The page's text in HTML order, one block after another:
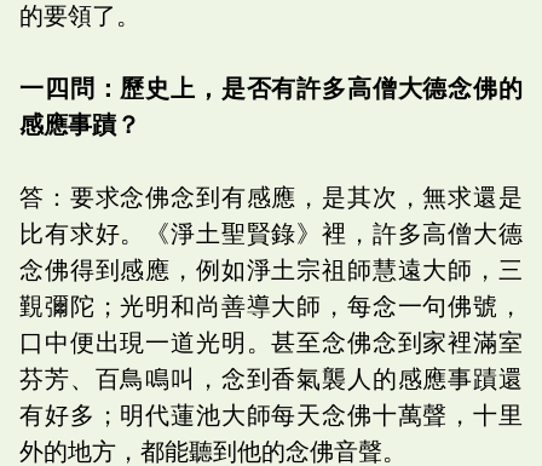
的要領了。
一四問：歷史上，是否有許多高僧大德念佛的
感應事蹟？
答：要求念佛念到有感應，是其次，無求還是
比有求好。《淨土聖賢錄》裡，許多高僧大德
念佛得到感應，例如淨土宗祖師慧遠大師，三
覲彌陀；光明和尚善導大師，每念一句佛號，
口中便出現一道光明。甚至念佛念到家裡滿室
芬芳、百鳥鳴叫，念到香氣襲人的感應事蹟還
有好多；明代蓮池大師每天念佛十萬聲，十里
外的地方，都能聽到他的念佛音聲。